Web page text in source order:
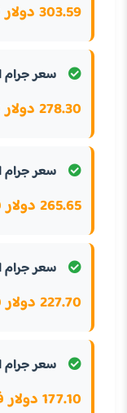
303.59 دولار فيجي
سعر جرام الذهب
278.30 دولار فيجي
سعر جرام الذهب
265.65 دولار فيجي
سعر جرام الذهب
227.70 دولار فيجي
سعر جرام الذهب
177.10 دولار فيجي